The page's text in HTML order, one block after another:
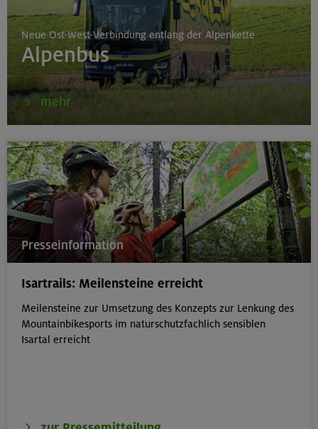
Neue Ost-West-Verbindung entlang der Alpenkette
Alpenbus
mehr
Presseinformation
Isartrails: Meilensteine erreicht
Meilensteine zur Umsetzung des Konzepts zur Lenkung des
Mountainbikesports im naturschutzfachlich sensiblen
Isartal erreicht